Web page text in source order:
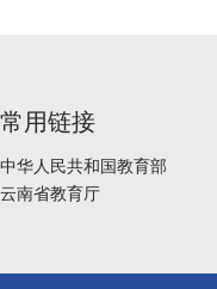
常用链接
中华人民共和国教育部
云南省教育厅